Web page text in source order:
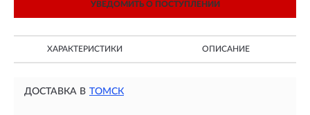
УВЕДОМИТЬ О ПОСТУПЛЕНИИ
ХАРАКТЕРИСТИКИ ОПИСАНИЕ
ДОСТАВКА В ТОМСК